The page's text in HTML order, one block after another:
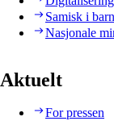
Samisk i
Nasjonale
Aktuelt
For pressen